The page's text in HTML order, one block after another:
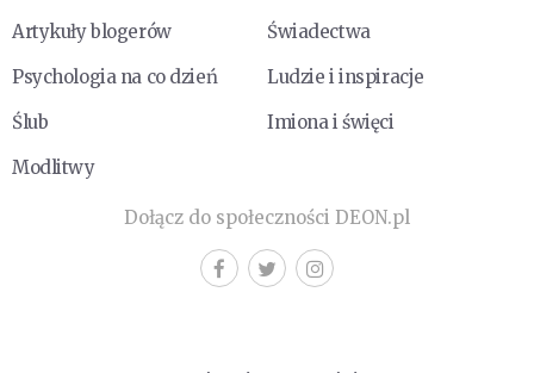
Artykuły blogerów
Świadectwa
Psychologia na co dzień
Ludzie i inspiracje
Ślub
Imiona i święci
Modlitwy
Dołącz do społeczności DEON.pl